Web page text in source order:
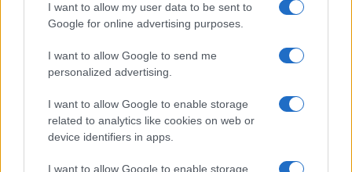
I want to allow my user data to be sent to
Google for online advertising purposes.
I want to allow Google to send me
personalized advertising.
I want to allow Google to enable storage
related to analytics like cookies on web or
device identifiers in apps.
I want to allow Google to enable storage